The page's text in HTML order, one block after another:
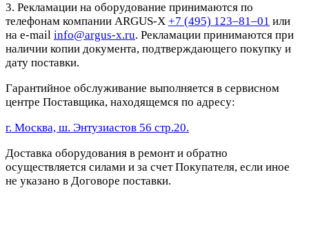
3. Рекламации на оборудование принимаются по
телефонам компании ARGUS-X +7 (495) 123–81–01 или
на e-mail info@argus-x.ru. Рекламации принимаются при
наличии копии документа, подтверждающего покупку и
дату поставки.
Гарантийное обслуживание выполняется в сервисном
центре Поставщика, находящемся по адресу:
г. Москва, ш. Энтузиастов 56 стр.20.
Доставка оборудования в ремонт и обратно
осуществляется силами и за счет Покупателя, если иное
не указано в Договоре поставки.